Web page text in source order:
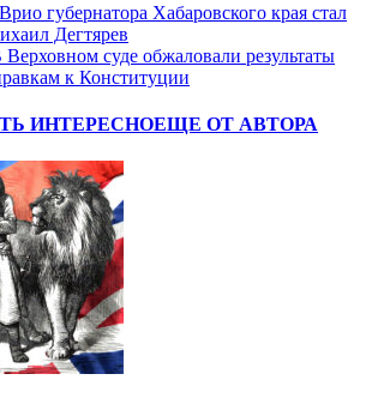
Врио губернатора Хабаровского края стал
Дегтярев
Верховном суде обжаловали результаты
к Конституции
ИНТЕРЕСНОЕЩЕ ОТ АВТОРА